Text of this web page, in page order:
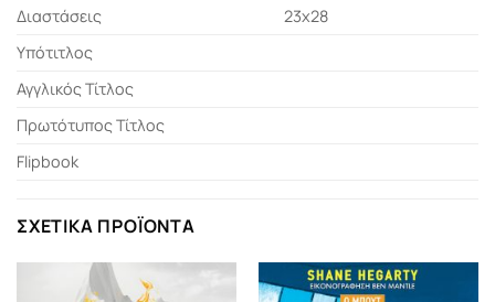
Διαστάσεις
23x28
Υπότιτλος
Αγγλικός Τίτλος
Πρωτότυπος Τίτλος
Flipbook
ΣΧΕΤΙΚΆ ΠΡΟΪΌΝΤΑ